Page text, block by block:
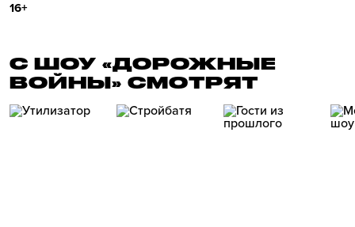
16+
С ШОУ «ДОРОЖНЫЕ
ВОЙНЫ» СМОТРЯТ